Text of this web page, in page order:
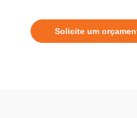
Solicite um